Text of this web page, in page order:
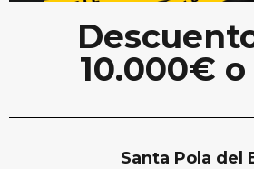
10.000€
Santa Pola del